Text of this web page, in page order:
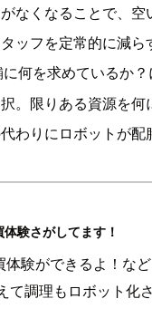
なくなることで、
ッフを定常的に減ら
何を求めているか
。限りある資源を何
わりにロボットが
験さがしてます！
験ができるよ！な
て調理もロボット化